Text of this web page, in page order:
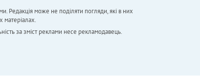
Редакція може не поділяти погляди, які в них
матеріалах.
за зміст реклами несе рекламодавець.